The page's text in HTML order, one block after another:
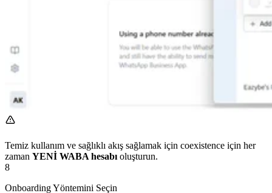
Temiz kullanım ve sağlıklı akış sağlamak için coexistence için her
zaman YENİ WABA hesabı oluşturun.
8
Onboarding Yöntemini Seçin